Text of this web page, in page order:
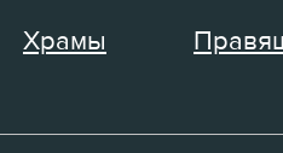
Храмы